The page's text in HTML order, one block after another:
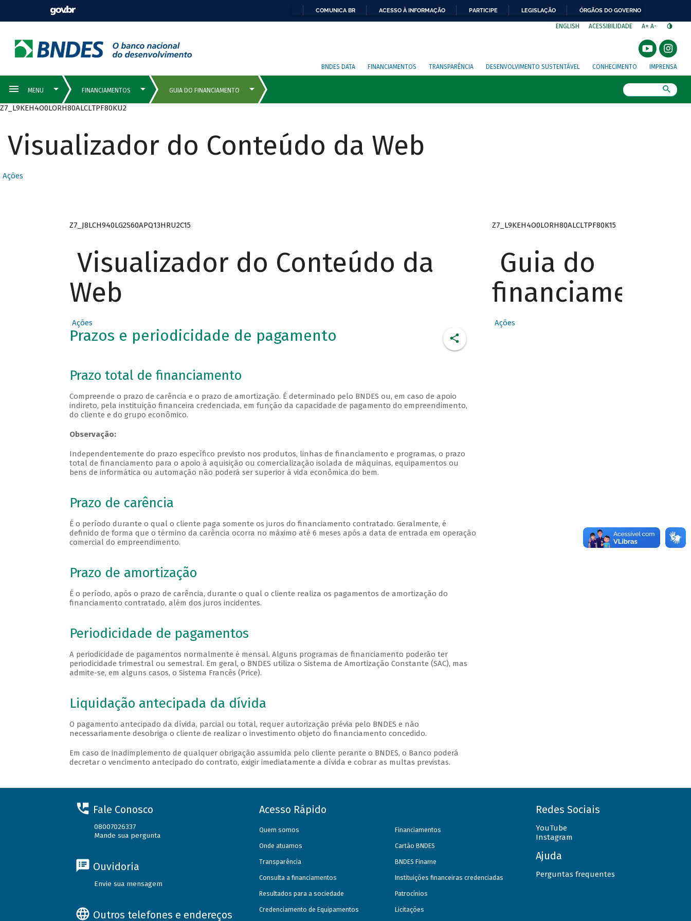
COMUNICA BR ACESSO À INFORMAÇÃO PARTICIPE LEGISLAÇÃO ÓRGÃOS DO GOVERNO
ENGLISH ACESSIBILIDADE A+ A-
BNDES DATA FINANCIAMENTOS TRANSPARÊNCIA DESENVOLVIMENTO SUSTENTÁVEL CONHECIMENTO IMPRENSA
Z7_L9KEH4O0LORH80ALCLTPF80KU2
Visualizador do Conteúdo da Web
Ações
Z7_J8LCH940LG2S60APQ13HRU2C15
Visualizador do Conteúdo da
Web
Ações
Prazos e periodicidade de pagamento
Prazo total de financiamento
Compreende o prazo de carência e o prazo de amortização. É determinado pelo BNDES ou, em caso de apoio
indireto, pela instituição financeira credenciada, em função da capacidade de pagamento do empreendimento,
do cliente e do grupo econômico.
Observação:
Independentemente do prazo específico previsto nos produtos, linhas de financiamento e programas, o prazo
total de financiamento para o apoio à aquisição ou comercialização isolada de máquinas, equipamentos ou
bens de informática ou automação não poderá ser superior à vida econômica do bem.
Prazo de carência
É o período durante o qual o cliente paga somente os juros do financiamento contratado. Geralmente, é
definido de forma que o término da carência ocorra no máximo até 6 meses após a data de entrada em operação
comercial do empreendimento.
Prazo de amortização
É o período, após o prazo de carência, durante o qual o cliente realiza os pagamentos de amortização do
financiamento contratado, além dos juros incidentes.
Periodicidade de pagamentos
A periodicidade de pagamentos normalmente é mensal. Alguns programas de financiamento poderão ter
periodicidade trimestral ou semestral. Em geral, o BNDES utiliza o Sistema de Amortização Constante (SAC), mas
admite-se, em alguns casos, o Sistema Francês (Price).
Liquidação antecipada da dívida
O pagamento antecipado da dívida, parcial ou total, requer autorização prévia pelo BNDES e não
necessariamente desobriga o cliente de realizar o investimento objeto do financiamento concedido.
Em caso de inadimplemento de qualquer obrigação assumida pelo cliente perante o BNDES, o Banco poderá
decretar o vencimento antecipado do contrato, exigir imediatamente a dívida e cobrar as multas previstas.
Z7_L9KEH4O0LORH80ALCLTPF80K15
Guia do
financiamento
Ações
Fale Conosco
08007026337
Mande sua pergunta
Ouvidoria
Envie sua mensagem
Outros telefones e endereços
Acesso Rápido
Quem somos
Onde atuamos
Transparência
Consulta a financiamentos
Resultados para a sociedade
Credenciamento de Equipamentos
Financiamentos
Cartão BNDES
BNDES Finame
Instituições financeiras credenciadas
Patrocínios
Licitações
Redes Sociais
YouTube
Instagram
Ajuda
Perguntas frequentes